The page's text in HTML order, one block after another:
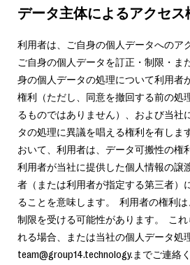
データ主体によるアクセス
利用者は、ご自身の個人データへのア
ご自身の個人データを訂正・制限・ま
身の個人データの処理について利用者
権利（ただし、同意を撤回する前の処
るものではありません）、および当社
タの処理に異議を唱える権利を有しま
おいて、利用者は、データ可搬性の権
利用者が当社に提供した個人情報の譲
者（または利用者が指定する第三者）
ることを意味します。 利用者の権利は
制限を受ける可能性があります。 これ
れる場合、または当社の個人データ処
team@group14.technology.までご連絡